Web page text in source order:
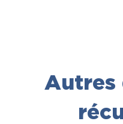
Autres